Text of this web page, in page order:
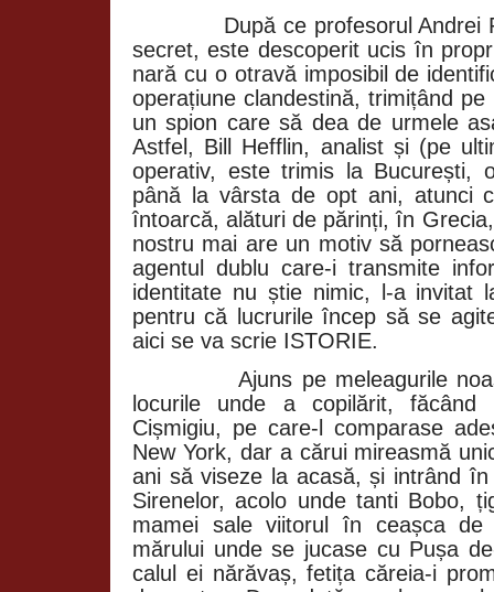
După ce profesorul Andrei
secret, este descoperit ucis în
nară cu o otravă imposibil de
operațiune clandestină, trimițând
un spion care să dea de urmele
Astfel, Bill Hefflin, analist și (pe
operativ, este trimis la București,
până la vârsta de opt ani, atunci
întoarcă, alături de părinți, în
nostru mai are un motiv să
agentul dublu care-i transmite
identitate nu știe nimic, l-a invitat
pentru că lucrurile încep să se
aici se va scrie ISTORIE.
Ajuns pe meleagurile
locurile unde a copilărit,
Cișmigiu, pe care-l comparase
New York, dar a cărui mireasmă
ani să viseze la acasă, și intrând
Sirenelor, acolo unde tanti Bobo,
mamei sale viitorul în ceașca
mărului unde se jucase cu Pușa
calul ei nărăvaș, fetița căreia-i